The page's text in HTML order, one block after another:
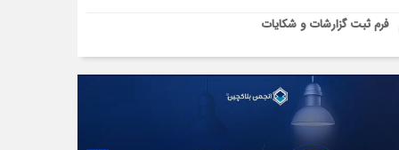
فرم ثبت گزارشات و شکایات